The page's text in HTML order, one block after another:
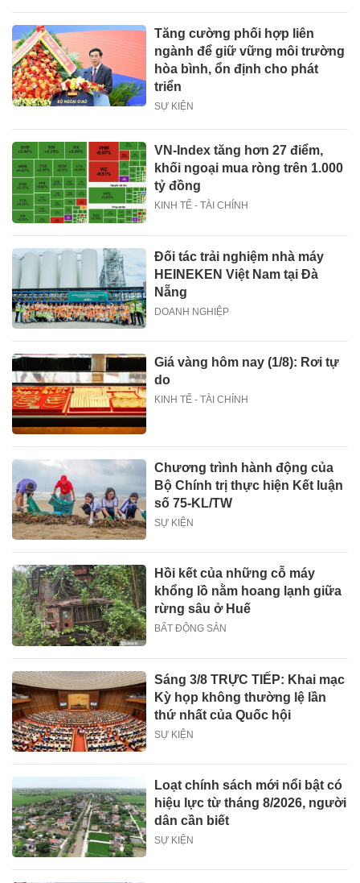
Tăng cường phối hợp liên
ngành để giữ vững môi trường
hòa bình, ổn định cho phát
triển
SỰ KIỆN
VN-Index tăng hơn 27 điểm,
khối ngoại mua ròng trên 1.000
tỷ đồng
KINH TẾ - TÀI CHÍNH
Đối tác trải nghiệm nhà máy
HEINEKEN Việt Nam tại Đà
Nẵng
DOANH NGHIỆP
Giá vàng hôm nay (1/8): Rơi tự
do
KINH TẾ - TÀI CHÍNH
Chương trình hành động của
Bộ Chính trị thực hiện Kết luận
số 75-KL/TW
SỰ KIỆN
Hồi kết của những cỗ máy
khổng lồ nằm hoang lạnh giữa
rừng sâu ở Huế
BẤT ĐỘNG SẢN
Sáng 3/8 TRỰC TIẾP: Khai mạc
Kỳ họp không thường lệ lần
thứ nhất của Quốc hội
SỰ KIỆN
Loạt chính sách mới nổi bật có
hiệu lực từ tháng 8/2026, người
dân cần biết
SỰ KIỆN